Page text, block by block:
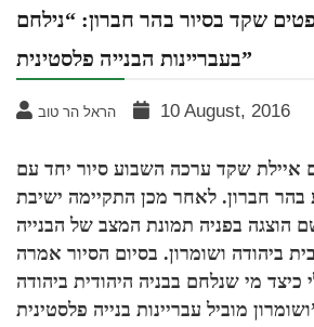
שקד בסיור בהר חברון: “נילחם
בעבריינות הבנייה פלסטינית”
הראל הר טוב 10 August, 2016
שקד ערכה השבוע סיור יחד עם
חברון. לאחר מכן התקיימה ישיבת
הוצגה בפניה תמונת המצב של הבנייה
ביהודה ושומרון. בסיום הסיור אמרה
מי שנלחם בבניה היהודית ביהודה